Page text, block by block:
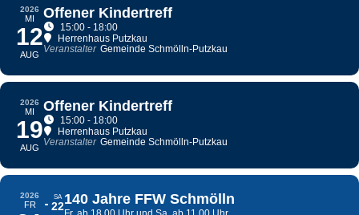
2026
MI
12
AUG
Offener Kindertreff
15:00 - 18:00
Herrenhaus Putzkau
Veranstalter Gemeinde Schmölln-Putzkau
2026
MI
19
AUG
Offener Kindertreff
15:00 - 18:00
Herrenhaus Putzkau
Veranstalter Gemeinde Schmölln-Putzkau
2026
FR
SA
22140 Jahre FFW Schmölln